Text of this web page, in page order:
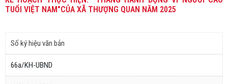
TUỔI VIỆT NAM"CỦA XÃ THƯỢNG QUAN NĂM 2025
Số ký hiệu văn bản
66a/KH-UBND